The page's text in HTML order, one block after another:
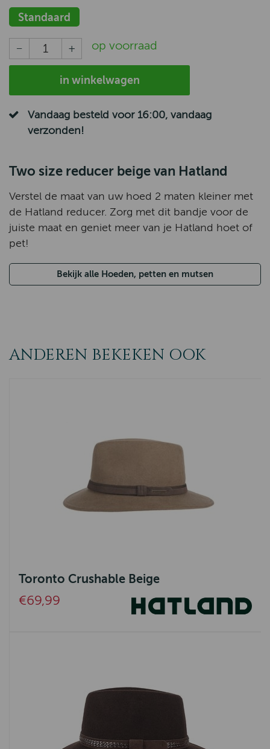
Standaard
op voorraad
in winkelwagen
Vandaag besteld voor 16:00, vandaag
verzonden!
Two size reducer beige van Hatland
Verstel de maat van uw hoed 2 maten kleiner met
de Hatland reducer. Zorg met dit bandje voor de
juiste maat en geniet meer van je Hatland hoet of
pet!
Bekijk alle Hoeden, petten en mutsen
ANDEREN BEKEKEN OOK
Toronto Crushable Beige
€69,99